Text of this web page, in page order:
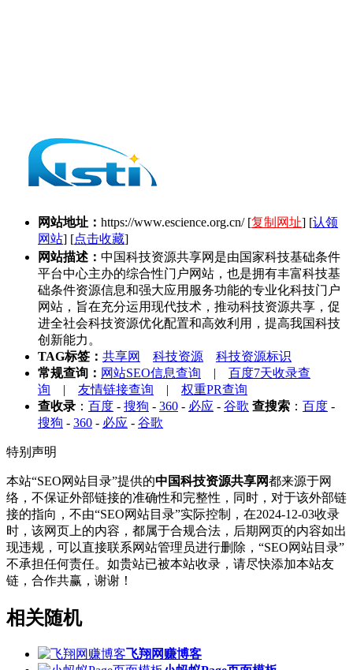
网站地址： https://www.escience.org.cn/ [复制网址] [认领
网站] [点击收藏]
网站描述： 中国科技资源共享网是由国家科技基础条件
平台中心主办的综合性门户网站，也是拥有丰富科技基
础条件资源信息和强大应用服务功能的专业化科技门户
网站，旨在充分运用现代技术，推动科技资源共享，促
进全社会科技资源优化配置和高效利用，提高我国科技
创新能力。
TAG标签： 共享网 科技资源
科技资源标识
常规查询： 网站SEO信息查询 | 百度7天收录查
询 | 友情链接查询 | 权重PR查询
查收录 ： 百度 - 搜狗 - 360 - 必应 - 谷歌 查搜索 ： 百度 -
搜狗 - 360 - 必应 - 谷歌
特别声明
本站“SEO网站目录”提供的中国科技资源共享网都来源于网
络，不保证外部链接的准确性和完整性，同时，对于该外部链
接的指向，不由“SEO网站目录”实际控制，在2024-12-03收录
时，该网页上的内容，都属于合规合法，后期网页的内容如出
现违规，可以直接联系网站管理员进行删除，“SEO网站目录”
不承担任何责任。如贵站已被本站收录，请尽快添加本站友
链，合作共赢，谢谢！
相关随机
飞翔网赚博客